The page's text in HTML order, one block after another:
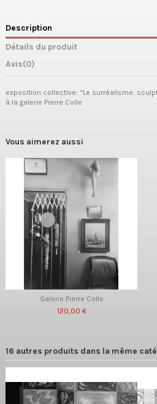
Description
Détails du produit
Avis(0)
exposition collective: “Le surréalisme:
à la galerie Pierre Colle
Vous aimerez aussi
Galerie Pierre Colle
120,00 €
16 autres produits dans la même